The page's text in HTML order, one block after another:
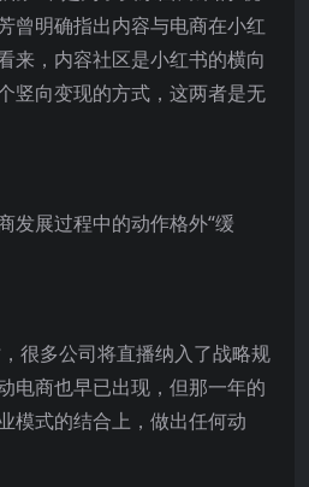
曾明确指出内容与电商在小红
来，内容社区是小红书的横向
竖向变现的方式，这两者是无
发展过程中的动作格外“缓
很多公司将直播纳入了战略规
电商也早已出现，但那一年的
模式的结合上，做出任何动